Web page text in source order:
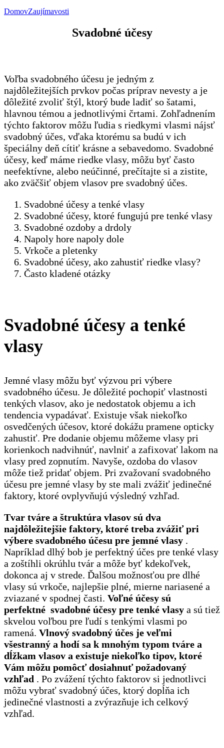
DomovZaujímavosti
Svadobné účesy
Voľba svadobného účesu je jedným z
najdôležitejších prvkov počas príprav nevesty a je
dôležité zvoliť štýl, ktorý bude ladiť so šatami,
hlavnou témou a jednotlivými črtami. Zohľadnením
týchto faktorov môžu ľudia s riedkymi vlasmi nájsť
svadobný účes, vďaka ktorému sa budú v ich
špeciálny deň cítiť krásne a sebavedomo. Svadobné
účesy, keď máme riedke vlasy, môžu byť často
neefektívne, alebo neúčinné, prečítajte si a zistite,
ako zväčšiť objem vlasov pre svadobný účes.
Svadobné účesy a tenké vlasy
Svadobné účesy, ktoré fungujú pre tenké vlasy
Svadobné ozdoby a drdoly
Napoly hore napoly dole
Vrkoče a pletenky
Svadobné účesy, ako zahustiť riedke vlasy?
Často kladené otázky
Svadobné účesy a tenké
vlasy
Jemné vlasy môžu byť výzvou pri výbere
svadobného účesu. Je dôležité pochopiť vlastnosti
tenkých vlasov, ako je nedostatok objemu a ich
tendencia vypadávať. Existuje však niekoľko
osvedčených účesov, ktoré dokážu pramene opticky
zahustiť. Pre dodanie objemu môžeme vlasy pri
korienkoch nadvihnúť, navlniť a zafixovať lakom na
vlasy pred zopnutím. Navyše, ozdoba do vlasov
môže tiež pridať objem. Pri zvažovaní svadobného
účesu pre jemné vlasy by ste mali zvážiť jedinečné
faktory, ktoré ovplyvňujú výsledný vzhľad.
Tvar tváre a štruktúra vlasov sú dva
najdôležitejšie faktory, ktoré treba zvážiť pri
výbere svadobného účesu pre jemné vlasy .
Napríklad dlhý bob je perfektný účes pre tenké vlasy
a zoštíhli okrúhlu tvár a môže byť kdekoľvek,
dokonca aj v strede. Ďalšou možnosťou pre dlhé
vlasy sú vrkoče, najlepšie plné, mierne nariasené a
zviazané v spodnej časti. Voľné účesy sú
perfektné svadobné účesy pre tenké vlasy a sú tiež
skvelou voľbou pre ľudí s tenkými vlasmi po
ramená. Vlnový svadobný účes je veľmi
všestranný a hodí sa k mnohým typom tváre a
dĺžkam vlasov a existuje niekoľko tipov, ktoré
Vám môžu pomôcť dosiahnuť požadovaný
vzhľad . Po zvážení týchto faktorov si jednotlivci
môžu vybrať svadobný účes, ktorý dopĺňa ich
jedinečné vlastnosti a zvýrazňuje ich celkový
vzhľad.